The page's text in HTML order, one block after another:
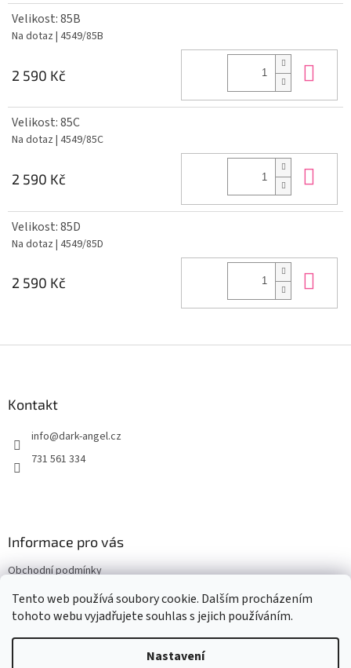
Tento web používá soubory cookie. Dalším procházením
tohoto webu vyjadřujete souhlas s jejich používáním.
Nastavení
Velikost: 85B
Na dotaz | 4549/85B
2 590 Kč
Velikost: 85C
Na dotaz | 4549/85C
2 590 Kč
Velikost: 85D
Na dotaz | 4549/85D
2 590 Kč
Kontakt
info@dark-angel.cz
731 561 334
Informace pro vás
Obchodní podmínky
Kontakty
Vytvořil Shoptet